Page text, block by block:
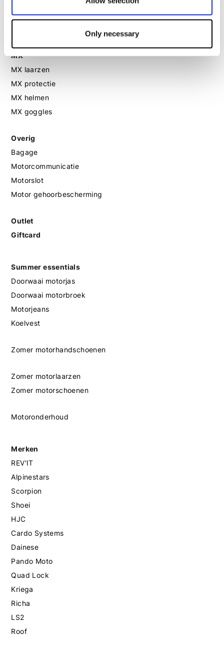
Only necessary
Motorschoenen dames
MX
MX laarzen
MX protectie
MX helmen
MX goggles
Overig
Bagage
Motorcommunicatie
Motorslot
Motor gehoorbescherming
Outlet
Giftcard
Summer essentials
Doorwaai motorjas
Doorwaai motorbroek
Motorjeans
Koelvest
Zomer motorhandschoenen
Zomer motorlaarzen
Zomer motorschoenen
Motoronderhoud
Merken
REV'IT
Alpinestars
Scorpion
Shoei
HJC
Cardo Systems
Dainese
Pando Moto
Quad Lock
Kriega
Richa
LS2
Roof